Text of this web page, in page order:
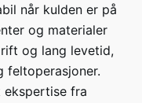
når kulden er på
og materialer
og lang levetid,
feltoperasjoner.
fra